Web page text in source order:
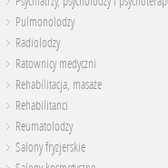
Pulmonolodzy
Radiolodzy
Ratownicy medyczni
Rehabilitacja, masaże
Rehabilitanci
Reumatolodzy
Salony fryzjerskie